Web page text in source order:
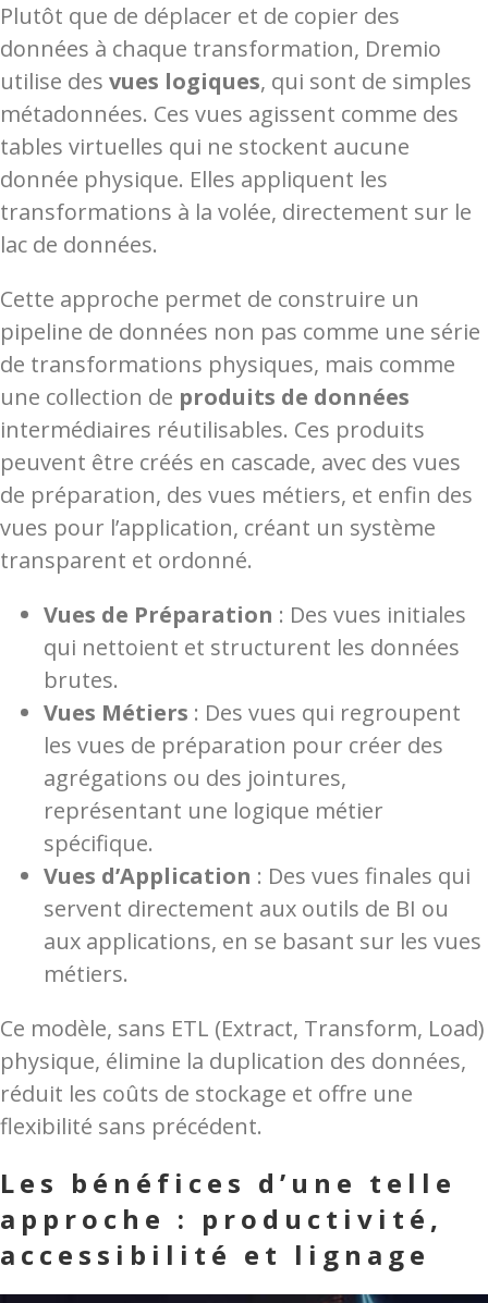
Plutôt que de déplacer et de copier des
données à chaque transformation, Dremio
utilise des vues logiques, qui sont de simples
métadonnées. Ces vues agissent comme des
tables virtuelles qui ne stockent aucune
donnée physique. Elles appliquent les
transformations à la volée, directement sur le
lac de données.
Cette approche permet de construire un
pipeline de données non pas comme une série
de transformations physiques, mais comme
une collection de produits de données
intermédiaires réutilisables. Ces produits
peuvent être créés en cascade, avec des vues
de préparation, des vues métiers, et enfin des
vues pour l’application, créant un système
transparent et ordonné.
Vues de Préparation : Des vues initiales
qui nettoient et structurent les données
brutes.
Vues Métiers : Des vues qui regroupent
les vues de préparation pour créer des
agrégations ou des jointures,
représentant une logique métier
spécifique.
Vues d’Application : Des vues finales qui
servent directement aux outils de BI ou
aux applications, en se basant sur les vues
métiers.
Ce modèle, sans ETL (Extract, Transform, Load)
physique, élimine la duplication des données,
réduit les coûts de stockage et offre une
flexibilité sans précédent.
Les bénéfices d’une telle
approche : productivité,
accessibilité et lignage